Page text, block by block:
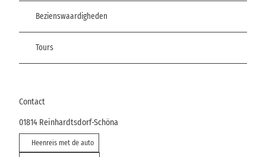
Bezienswaardigheden
Tours
Contact
01814 Reinhardtsdorf-Schöna
Heenreis met de auto